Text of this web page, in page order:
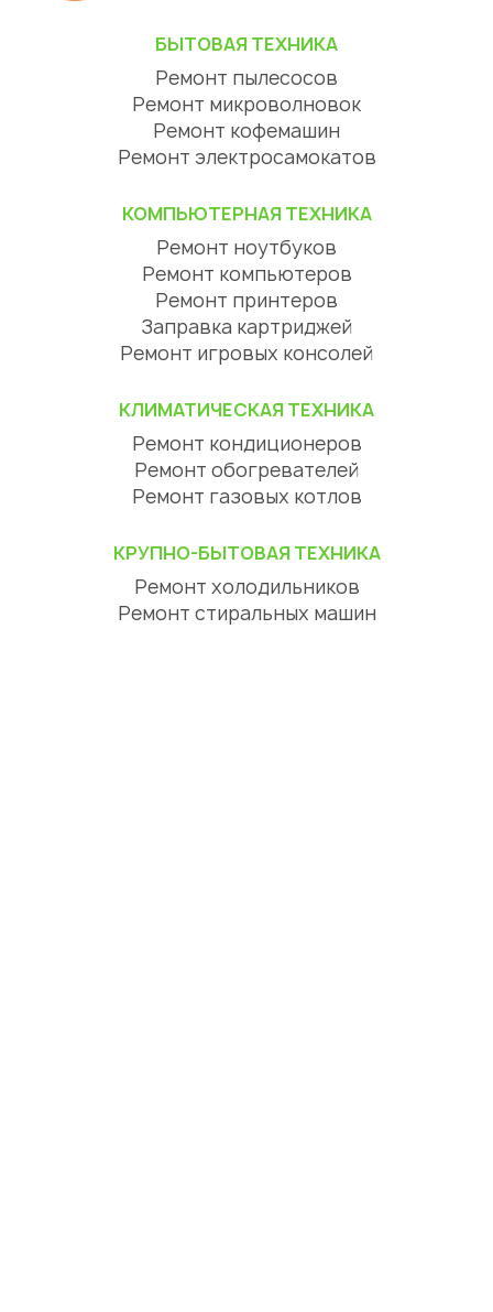
БЫТОВАЯ ТЕХНИКА
Ремонт пылесосов
Ремонт микроволновок
Ремонт кофемашин
Ремонт электросамокатов
КОМПЬЮТЕРНАЯ ТЕХНИКА
Ремонт ноутбуков
Ремонт компьютеров
Ремонт принтеров
Заправка картриджей
Ремонт игровых консолей
КЛИМАТИЧЕСКАЯ ТЕХНИКА
Ремонт кондиционеров
Ремонт обогревателей
Ремонт газовых котлов
КРУПНО-БЫТОВАЯ ТЕХНИКА
Ремонт холодильников
Ремонт стиральных машин